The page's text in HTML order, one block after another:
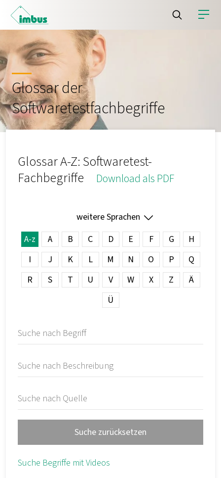
Glossar der
Softwaretestfachbegriffe
Glossar A-Z: Softwaretest-
Fachbegriffe
Download als PDF
weitere Sprachen
A-z
A B C D E F G
H
I
J K L M N O P
Q
R
S T U V W X Z
Ä
Ü
Suche zurücksetzen
Suche Begriffe mit Videos